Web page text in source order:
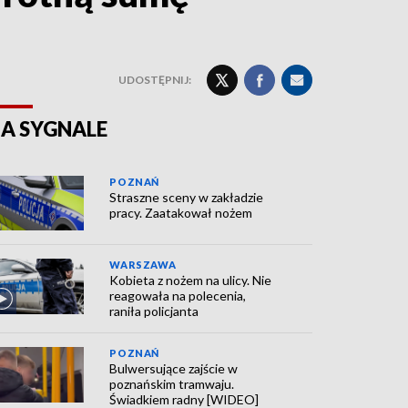
UDOSTĘPNIJ:
SYGNALE
POZNAŃ
Straszne sceny w zakładzie
pracy. Zaatakował nożem
WARSZAWA
Kobieta z nożem na ulicy. Nie
reagowała na polecenia,
raniła policjanta
POZNAŃ
Bulwersujące zajście w
poznańskim tramwaju.
Świadkiem radny [WIDEO]